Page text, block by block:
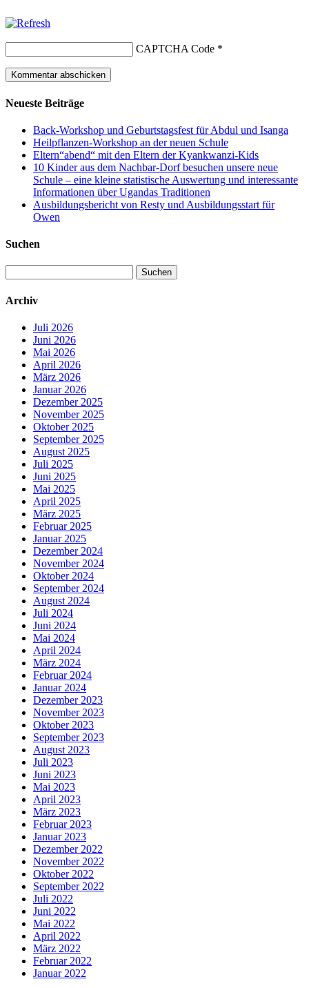
CAPTCHA Code *
Neueste Beiträge
Back-Workshop und Geburtstagsfest für Abdul und Isanga
Heilpflanzen-Workshop an der neuen Schule
Eltern“abend“ mit den Eltern der Kyankwanzi-Kids
10 Kinder aus dem Nachbar-Dorf besuchen unsere neue
Schule – eine kleine statistische Auswertung und interessante
Informationen über Ugandas Traditionen
Ausbildungsbericht von Resty und Ausbildungsstart für
Owen
Suchen
nach:
Archiv
Juli 2026
Juni 2026
Mai 2026
April 2026
März 2026
Januar 2026
Dezember 2025
November 2025
Oktober 2025
September 2025
August 2025
Juli 2025
Juni 2025
Mai 2025
April 2025
März 2025
Februar 2025
Januar 2025
Dezember 2024
November 2024
Oktober 2024
September 2024
August 2024
Juli 2024
Juni 2024
Mai 2024
April 2024
März 2024
Februar 2024
Januar 2024
Dezember 2023
November 2023
Oktober 2023
September 2023
August 2023
Juli 2023
Juni 2023
Mai 2023
April 2023
März 2023
Februar 2023
Januar 2023
Dezember 2022
November 2022
Oktober 2022
September 2022
Juli 2022
Juni 2022
Mai 2022
April 2022
März 2022
Februar 2022
Januar 2022